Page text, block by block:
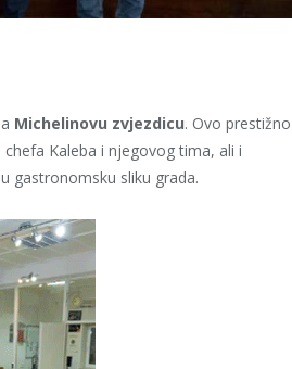
Michelinovu zvjezdicu. Ovo prestižno
Kaleba i njegovog tima, ali i
gastronomsku sliku grada.